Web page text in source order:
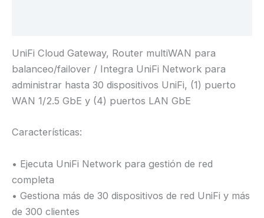
UniFi Cloud Gateway, Router multiWAN para
balanceo/failover / Integra UniFi Network para
administrar hasta 30 dispositivos UniFi, (1) puerto
WAN 1/2.5 GbE y (4) puertos LAN GbE
Características:
• Ejecuta UniFi Network para gestión de red
completa
• Gestiona más de 30 dispositivos de red UniFi y más
de 300 clientes